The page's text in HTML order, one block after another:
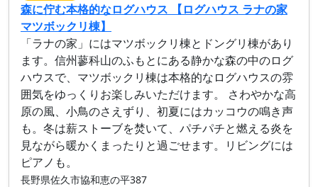
森に佇む本格的なログハウス 【ログハウス ラナの家
マツボックリ棟】
「ラナの家」にはマツボックリ棟とドングリ棟があり
ます。信州蓼科山のふもとにある静かな森の中のログ
ハウスで、マツボックリ棟は本格的なログハウスの雰
囲気をゆっくりお楽しみいただけます。 さわやかな高
原の風、小鳥のさえずり、初夏にはカッコウの鳴き声
も。冬は薪ストーブを焚いて、パチパチと燃える炎を
見ながら暖かくまったりと過ごせます。リビングには
ピアノも。
長野県佐久市協和恵の平387